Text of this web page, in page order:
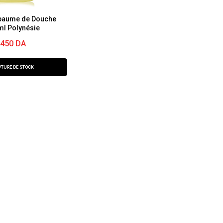
de Douche
Polynésie
450 DA
DE STOCK